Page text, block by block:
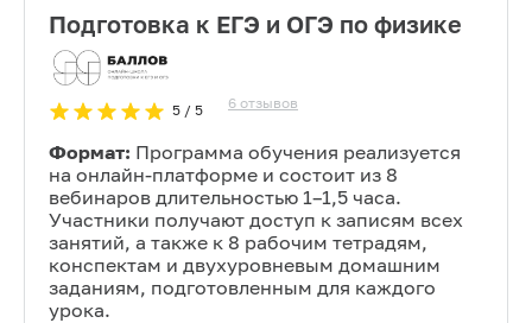
Подготовка к ЕГЭ и ОГЭ по физике
5/ 5 6 отзывов
Формат: Программа обучения реализуется
на онлайн-платформе и состоит из 8
вебинаров длительностью 1–1,5 часа.
Участники получают доступ к записям всех
занятий, а также к 8 рабочим тетрадям,
конспектам и двухуровневым домашним
заданиям, подготовленным для каждого
урока.